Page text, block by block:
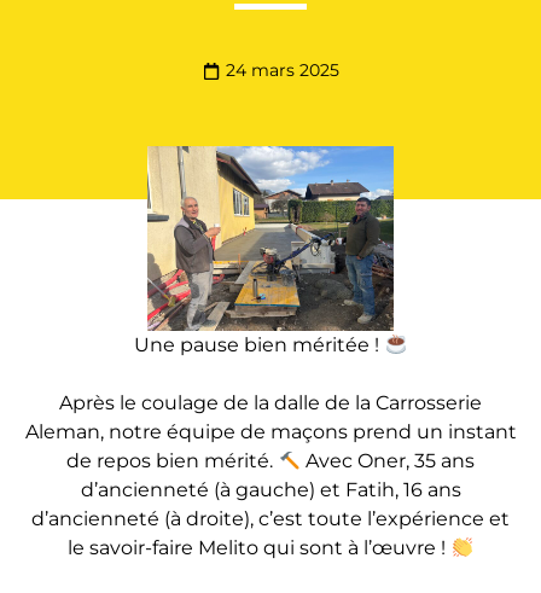
24 mars 2025
Une pause bien méritée !
Après le coulage de la dalle de la Carrosserie
Aleman, notre équipe de maçons prend un instant
de repos bien mérité.
Avec Oner, 35 ans
d’ancienneté (à gauche) et Fatih, 16 ans
d’ancienneté (à droite), c’est toute l’expérience et
le savoir-faire Melito qui sont à l’œuvre !